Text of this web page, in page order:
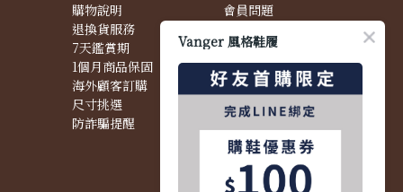
購物說明
退換貨服務
7天鑑賞期
1個月商品保固
海外顧客訂購
尺寸挑選
防詐騙提醒
會員問題
配送問題
退換貨問題
商品問題
Vanger 風格鞋履